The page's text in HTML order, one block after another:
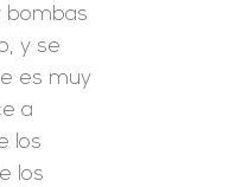
bombas
y se
es muy
a
los
los